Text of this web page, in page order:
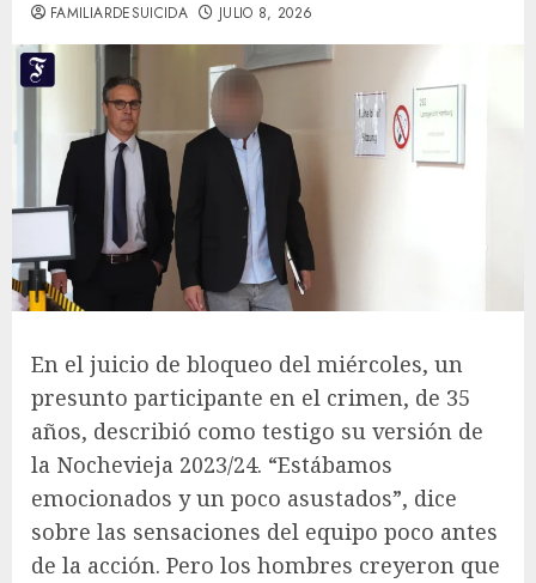
FAMILIARDESUICIDA JULIO 8, 2026
En el juicio de bloqueo del miércoles, un
presunto participante en el crimen, de 35
años, describió como testigo su versión de
la Nochevieja 2023/24. “Estábamos
emocionados y un poco asustados”, dice
sobre las sensaciones del equipo poco antes
de la acción. Pero los hombres creyeron que